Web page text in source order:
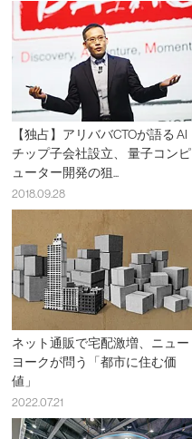
【独占】アリババCTOが語る AI
チップ子会社設立、 量子コンピ
ューター開発の狙...
2018.09.28
ネット通販で宅配激増、ニュー
ヨークが問う「都市に住む価
値」
2022.07.21